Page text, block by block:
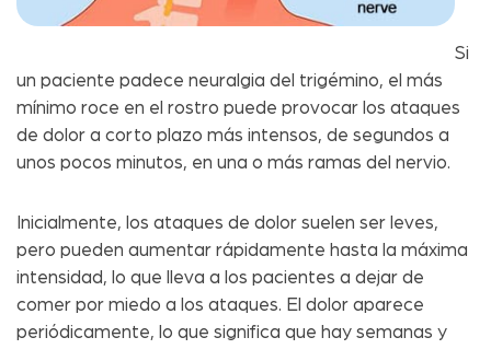
Si
un paciente padece neuralgia del trigémino, el más
mínimo roce en el rostro puede provocar los ataques
de dolor a corto plazo más intensos, de segundos a
unos pocos minutos, en una o más ramas del nervio.
Inicialmente, los ataques de dolor suelen ser leves,
pero pueden aumentar rápidamente hasta la máxima
intensidad, lo que lleva a los pacientes a dejar de
comer por miedo a los ataques. El dolor aparece
periódicamente, lo que significa que hay semanas y